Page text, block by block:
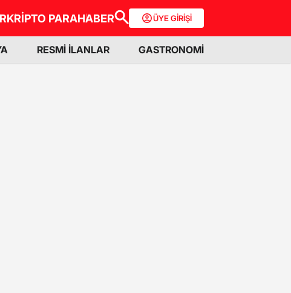
KRİPTO PARAHABER ÜYE GİRİŞİ
RESMİ İLANLAR GASTRONOMİ